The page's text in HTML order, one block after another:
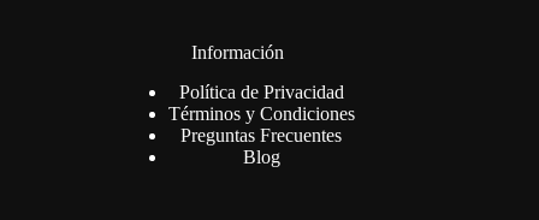
Información
Política de Privacidad
Términos y Condiciones
Preguntas Frecuentes
Blog